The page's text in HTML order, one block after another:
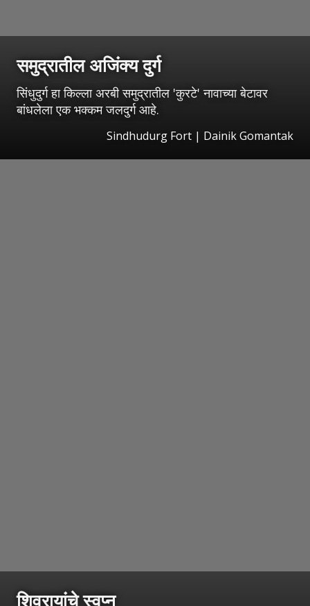
समुद्रातील अजिंक्य दुर्ग
सिंधुदुर्ग हा किल्ला अरबी समुद्रातील 'कुरटे' नावाच्या बेटावर
बांधलेला एक भक्कम जलदुर्ग आहे.
Sindhudurg Fort | Dainik Gomantak
शिवरायांचे स्वप्न